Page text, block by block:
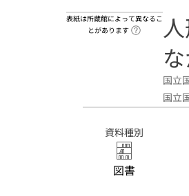
表紙は所蔵館によって異なるこ
とがあります
ヘルプ
国立
国立
資料種別
図書